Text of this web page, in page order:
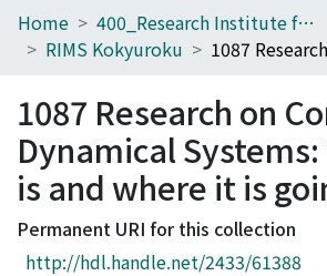
Home
Browse
Download Ranking
Access Statistics
Library Network
Home
400_Research Institute for Mathematical Sciences
RIMS Kokyuroku
1087 Research on
Dynamical
is and where it is
Permanent URI for this collection
http://hdl.handle.net/2433/61388